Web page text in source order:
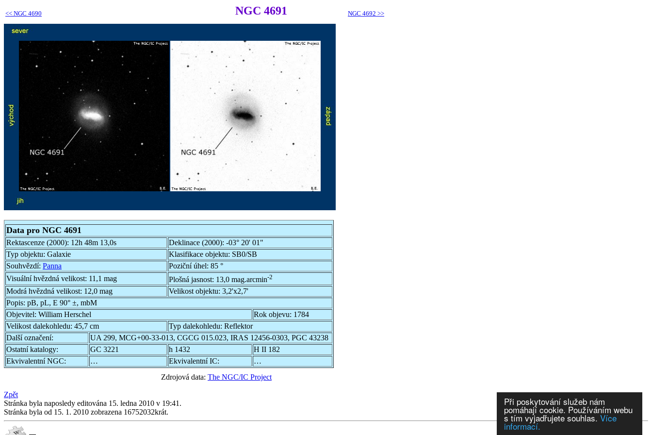
Při poskytování služeb nám
pomáhají cookie. Používáním webu
s tím vyjadřujete souhlas. Více
informací.
<< NGC 4690 NGC 4691 NGC 4692 >>
Data pro NGC 4691
Rektascenze (2000): 12h 48m 13,0s Deklinace (2000): -03° 20' 01"
Typ objektu: Galaxie Klasifikace objektu: SB0/SB
Souhvězdí: Panna Poziční úhel: 85 °
Visuální hvězdná velikost: 11,1 mag Plošná jasnost: 13,0 mag.arcmin-2
Modrá hvězdná velikost: 12,0 mag Velikost objektu: 3,2'x2,7'
Popis: pB, pL, E 90° ±, mbM
Objevitel: William Herschel Rok objevu: 1784
Velikost dalekohledu: 45,7 cm Typ dalekohledu: Reflektor
Další označení:
UA 299, MCG+00-33-013, CGCG 015.023, IRAS 12456-0303, PGC 43238
Ostatní katalogy:
GC 3221 h 1432
H II 182
Ekvivalentní NGC:
… Ekvivalentní IC:
…
Zdrojová data: The NGC/IC Project
Zpět
Stránka byla naposledy editována 15. ledna 2010 v 19:41.
Stránka byla od 15. 1. 2010 zobrazena 16752032krát.